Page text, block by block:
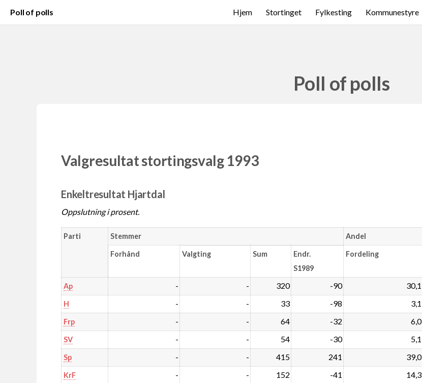
Poll of polls Hjem Stortinget Fylkesting Kommunestyre
Poll of polls
Valgresultat stortingsvalg 1993
Enkeltresultat Hjartdal
Oppslutning i prosent.
Parti Stemmer Andel
Forhånd Valgting Sum
Endr.
S1989
Fordeling
Ap - - 320 -90 30,1
H - - 33 -98 3,1
Frp - - 64 -32 6,0
SV - - 54 -30 5,1
Sp - - 415 241 39,0
KrF - - 152 -41 14,3